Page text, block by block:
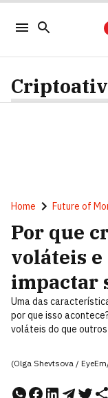
Home Future of
Por que
voláteis e
impactar
Uma das
por que isso
voláteis do que
(Olga Shevtsova /